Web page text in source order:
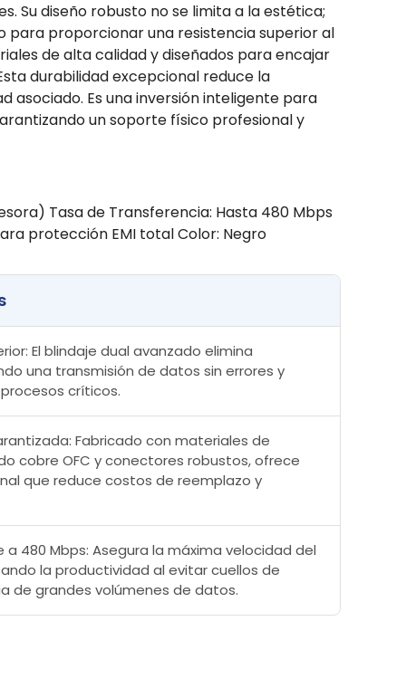
Su diseño robusto no se limita a la estética;
para proporcionar una resistencia superior al
de alta calidad y diseñados para encajar
durabilidad excepcional reduce la
asociado. Es una inversión inteligente para
un soporte físico profesional y
Tasa de Transferencia: Hasta 480 Mbps
protección EMI total Color: Negro
El blindaje dual avanzado elimina
una transmisión de datos sin errores y
críticos.
Fabricado con materiales de
cobre OFC y conectores robustos, ofrece
que reduce costos de reemplazo y
480 Mbps: Asegura la máxima velocidad del
la productividad al evitar cuellos de
de grandes volúmenes de datos.